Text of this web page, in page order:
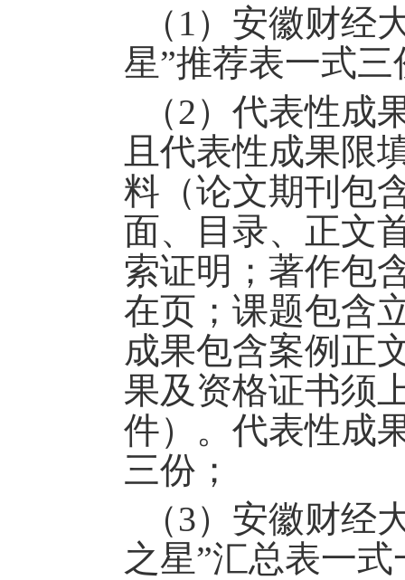
（ 1） 安徽财经
星”推荐表一式三
（2）代表性成
且代表性成果限
料（论文期刊包
面、目录、正文
索证明；著作包
在页；课题包含
成果包含案例正
果及资格证书须
件）。代表性成
三份 ；
（3） 安徽财经
之星”汇总表一式